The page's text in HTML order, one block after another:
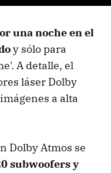
una noche en el
y sólo para
A detalle, el
láser Dolby
a alta
Dolby Atmos se
subwoofers y